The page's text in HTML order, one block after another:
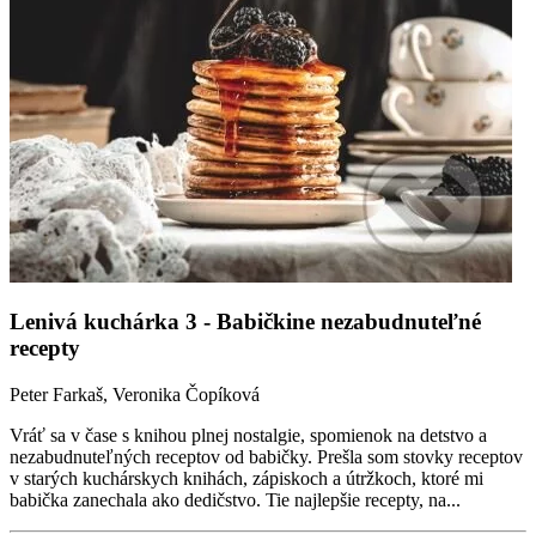
Lenivá kuchárka 3 - Babičkine nezabudnuteľné
recepty
Peter Farkaš, Veronika Čopíková
Vráť sa v čase s knihou plnej nostalgie, spomienok na detstvo a
nezabudnuteľných receptov od babičky. Prešla som stovky receptov
v starých kuchárskych knihách, zápiskoch a útržkoch, ktoré mi
babička zanechala ako dedičstvo. Tie najlepšie recepty, na...